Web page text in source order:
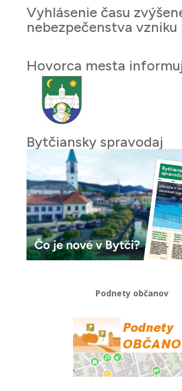
Vyhlásenie času
nebezpečenstva vzniku
Hovorca mesta
Bytčiansky spravodaj
Podnety občanov